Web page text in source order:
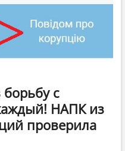
с
НАПК из
проверила